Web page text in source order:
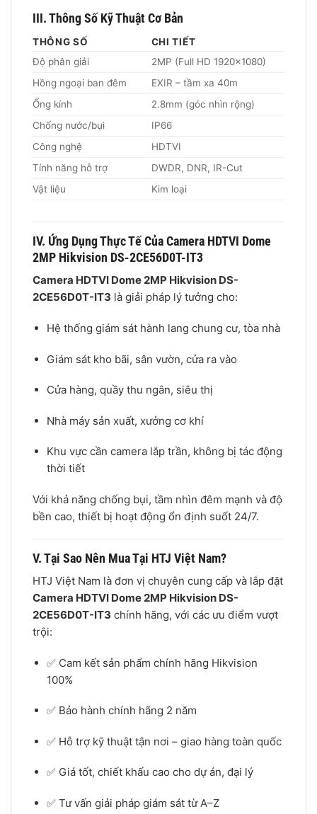
III. Thông Số Kỹ Thuật Cơ Bản
THÔNG SỐ
CHI TIẾT
Độ phân giải
2MP (Full HD 1920×1080)
Hồng ngoại ban đêm
EXIR – tầm xa 40m
Ống kính
2.8mm (góc nhìn rộng)
Chống nước/bụi
IP66
Công nghệ
HDTVI
Tính năng hỗ trợ
DWDR, DNR, IR-Cut
Vật liệu
Kim loại
IV. Ứng Dụng Thực Tế Của Camera HDTVI Dome
2MP Hikvision DS-2CE56D0T-IT3
Camera HDTVI Dome 2MP Hikvision DS-
2CE56D0T-IT3 là giải pháp lý tưởng cho:
Hệ thống giám sát hành lang chung cư, tòa nhà
Giám sát kho bãi, sân vườn, cửa ra vào
Cửa hàng, quầy thu ngân, siêu thị
Nhà máy sản xuất, xưởng cơ khí
Khu vực cần camera lắp trần, không bị tác động
thời tiết
Với khả năng chống bụi, tầm nhìn đêm mạnh và độ
bền cao, thiết bị hoạt động ổn định suốt 24/7.
V. Tại Sao Nên Mua Tại HTJ Việt Nam?
HTJ Việt Nam là đơn vị chuyên cung cấp và lắp đặt
Camera HDTVI Dome 2MP Hikvision DS-
2CE56D0T-IT3 chính hãng, với các ưu điểm vượt
trội:
✅ Cam kết sản phẩm chính hãng Hikvision
100%
✅ Bảo hành chính hãng 2 năm
✅ Hỗ trợ kỹ thuật tận nơi – giao hàng toàn quốc
✅ Giá tốt, chiết khấu cao cho dự án, đại lý
✅ Tư vấn giải pháp giám sát từ A–Z